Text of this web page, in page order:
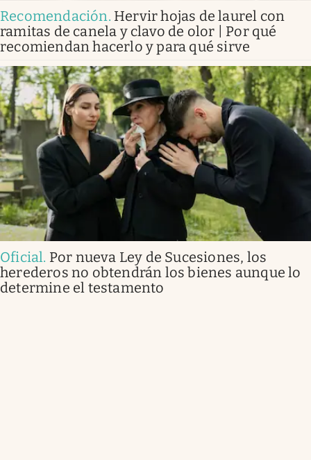
Recomendación. Hervir hojas de laurel con
ramitas de canela y clavo de olor | Por qué
recomiendan hacerlo y para qué sirve
Oficial. Por nueva Ley de Sucesiones, los
herederos no obtendrán los bienes aunque lo
determine el testamento